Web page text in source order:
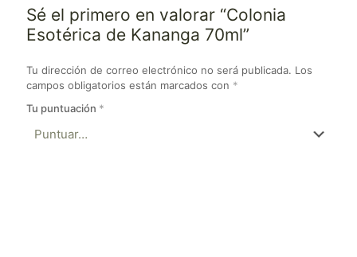
Sé el primero en valorar “Colonia
Esotérica de Kananga 70ml”
Tu dirección de correo electrónico no será publicada. Los
campos obligatorios están marcados con *
Tu puntuación *